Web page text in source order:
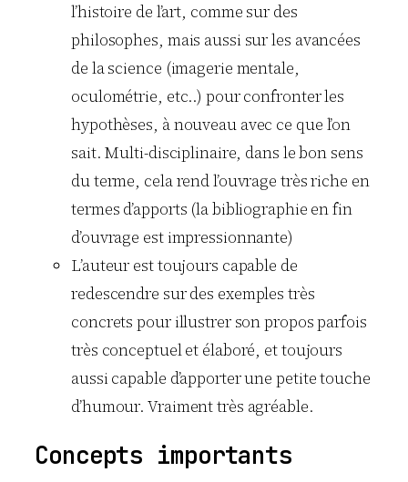
l’histoire de l’art, comme sur des
philosophes, mais aussi sur les avancées
de la science (imagerie mentale,
oculométrie, etc..) pour confronter les
hypothèses, à nouveau avec ce que l’on
sait. Multi-disciplinaire, dans le bon sens
du terme, cela rend l’ouvrage très riche en
termes d’apports (la bibliographie en fin
d’ouvrage est impressionnante)
L’auteur est toujours capable de
redescendre sur des exemples très
concrets pour illustrer son propos parfois
très conceptuel et élaboré, et toujours
aussi capable d’apporter une petite touche
d’humour. Vraiment très agréable.
Concepts importants